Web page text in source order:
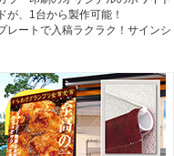
ホワイトボード
White Board
プレート看板
Plate Board
が、1台から製作可能！
レートで入稿ラクラク！サインシ